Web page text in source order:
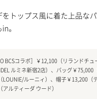
をトップス風に着た上品な
。
BCSコラボ］￥12,100（リランドチュ
ルミネ新宿2店）、バッグ￥
LOUNIE/ルーニィ）、帽子￥13,200（
アルティーダ ウード）